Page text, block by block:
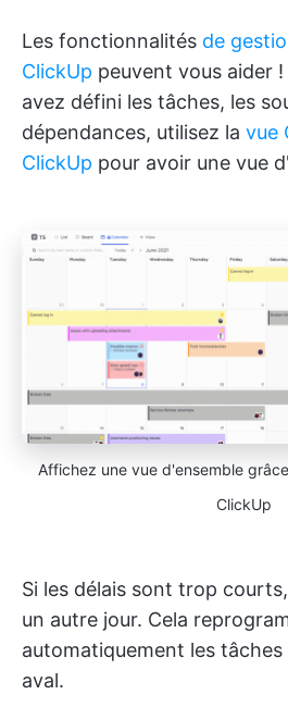
Les fonctionnalités de
ClickUp peuvent vous aider
avez défini les tâches, les
dépendances, utilisez la vue
ClickUp pour avoir une vue
Affichez une vue d'ensemble
ClickUp
Si les délais sont trop
un autre jour. Cela
automatiquement les
aval.